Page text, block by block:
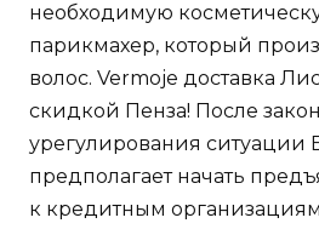
необходимую
парикмахер, который
волос. Vermoje доставка
скидкой Пенза! После
урегулирования ситуации
предполагает начать
к кредитным